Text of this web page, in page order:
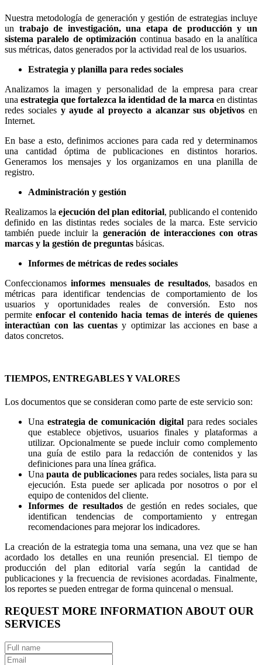
Nuestra metodología de generación y gestión de estrategias incluye
un trabajo de investigación, una etapa de producción y un
sistema paralelo de optimización continua basado en la analítica
sus métricas, datos generados por la actividad real de los usuarios.
Estrategia y planilla para redes sociales
Analizamos la imagen y personalidad de la empresa para crear
una estrategia que fortalezca la identidad de la marca en distintas
redes sociales y ayude al proyecto a alcanzar sus objetivos en
Internet.
En base a esto, definimos acciones para cada red y determinamos
una cantidad óptima de publicaciones en distintos horarios.
Generamos los mensajes y los organizamos en una planilla de
registro.
Administración y gestión
Realizamos la ejecución del plan editorial, publicando el contenido
definido en las distintas redes sociales de la marca. Este servicio
también puede incluir la generación de interacciones con otras
marcas y la gestión de preguntas básicas.
Informes de métricas de redes sociales
Confeccionamosinformes mensuales de resultados, basados en
métricas para identificar tendencias de comportamiento de los
usuarios y oportunidades reales de conversión. Esto nos
permite enfocar el contenido hacia temas de interés de quienes
interactúan con las cuentasy optimizar las acciones en base a
datos concretos.
TIEMPOS, ENTREGABLES Y VALORES
Los documentos que se consideran como parte de este servicio son:
Una estrategia de comunicación digitalpara redes sociales
que establece objetivos, usuarios finales y plataformas a
utilizar. Opcionalmente se puede incluir como complemento
una guía de estilo para la redacción de contenidos y las
definiciones para una línea gráfica.
Unapauta de publicaciones para redes sociales, lista para su
ejecución. Esta puede ser aplicada por nosotros o por el
equipo de contenidos del cliente.
Informes de resultadosde gestión en redes sociales, que
identifican tendencias de comportamiento y entregan
recomendaciones para mejorar los indicadores.
La creación de la estrategia toma una semana, una vez que se han
acordado los detalles en una reunión presencial. El tiempo de
producción del plan editorial varía según la cantidad de
publicaciones y la frecuencia de revisiones acordadas. Finalmente,
los reportes se pueden entregar de forma quincenal o mensual.
REQUEST MORE INFORMATION ABOUT OUR
SERVICES